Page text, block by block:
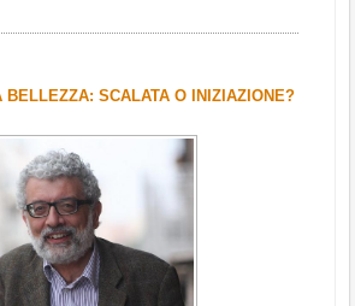
BELLEZZA: SCALATA O INIZIAZIONE?